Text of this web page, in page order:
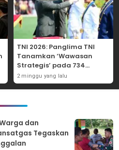
TNI 2026: Panglima TNI
Tanamkan ‘Wawasan
Strategis’ pada 734
Perwira Baru, Tekankan
Netralitas dan Integritas
2 minggu yang lalu
dan
Tegaskan